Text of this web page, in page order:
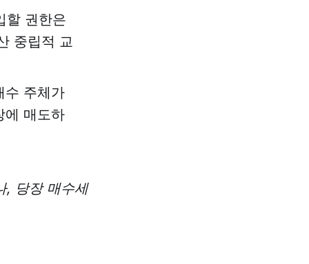
할 권한은
중립적 교
수 주체가
에 매도하
, 당장 매수세